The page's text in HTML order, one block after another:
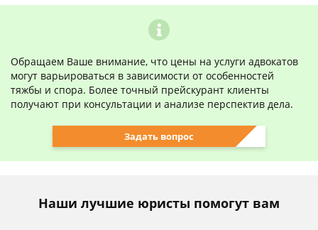
Обращаем Ваше внимание, что цены на услуги адвокатов
могут варьироваться в зависимости от особенностей
тяжбы и спора. Более точный прейскурант клиенты
получают при консультации и анализе перспектив дела.
Задать вопрос
Наши лучшие юристы помогут вам